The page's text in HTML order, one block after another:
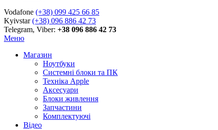
Vodafone (+38) 099 425 66 85
Kyivstar(+38) 096 886 42 73
Telegram, Viber: +38 096 886 42 73
Меню
Магазин
Ноутбуки
Системні блоки та ПК
Техніка Apple
Аксесуари
Блоки живлення
Запчастини
Комплектуючі
Відео